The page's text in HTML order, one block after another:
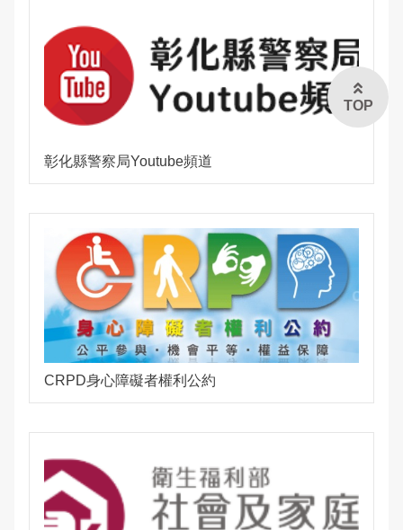
彰化縣警察局Youtube頻道
CRPD身心障礙者權利公約
TOP